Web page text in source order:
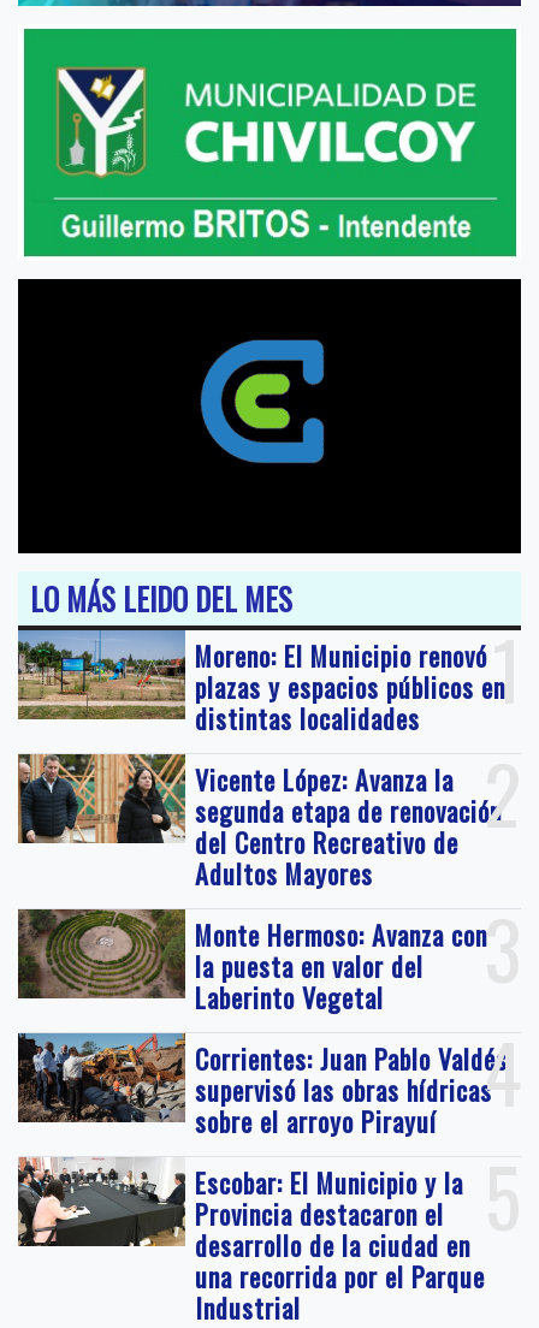
LO MÁS LEIDO DEL MES
1
Moreno: El Municipio renovó
plazas y espacios públicos en
distintas localidades
2
Vicente López: Avanza la
segunda etapa de renovación
del Centro Recreativo de
Adultos Mayores
3
Monte Hermoso: Avanza con
la puesta en valor del
Laberinto Vegetal
4
Corrientes: Juan Pablo Valdés
supervisó las obras hídricas
sobre el arroyo Pirayuí
5
Escobar: El Municipio y la
Provincia destacaron el
desarrollo de la ciudad en
una recorrida por el Parque
Industrial